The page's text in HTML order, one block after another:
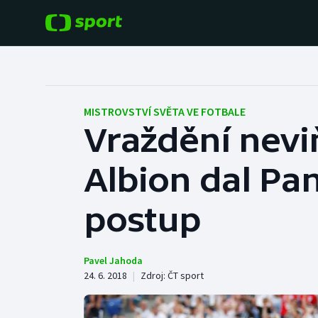
Hokej
Tenis
Cyklistika
Baseball a softbal
Basketbal
MISTROVSTVÍ SVĚTA VE FOTBALE
Vraždění
Albion dal
postup
Pavel Jahoda
24. 6. 2018 | Zdroj: ČT sport